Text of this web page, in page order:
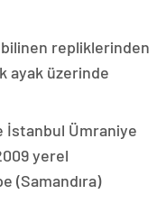
bilinen repliklerinden
ayak üzerinde
İstanbul Ümraniye
yerel
(Samandıra)